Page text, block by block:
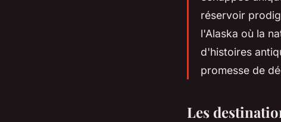
réservoir
l'Alaska où la
d'histoires
promesse de
Les